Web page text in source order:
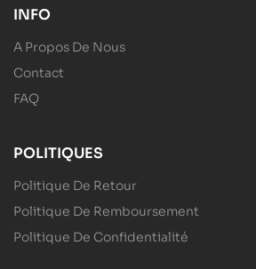
INFO
A Propos De Nous
Contact
FAQ
POLITIQUES
Politique De Retour
Politique De Remboursement
Politique De Confidentialité